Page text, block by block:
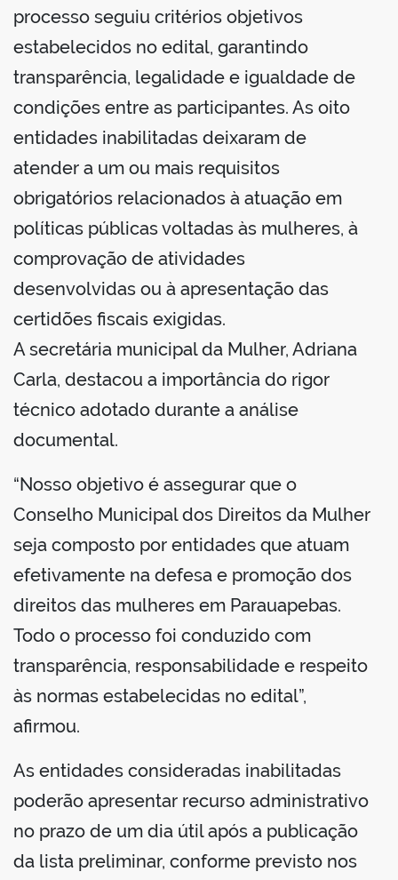
processo seguiu critérios objetivos
estabelecidos no edital, garantindo
transparência, legalidade e igualdade de
condições entre as participantes. As oito
entidades inabilitadas deixaram de
atender a um ou mais requisitos
obrigatórios relacionados à atuação em
políticas públicas voltadas às mulheres, à
comprovação de atividades
desenvolvidas ou à apresentação das
certidões fiscais exigidas.
A secretária municipal da Mulher, Adriana
Carla, destacou a importância do rigor
técnico adotado durante a análise
documental.
“Nosso objetivo é assegurar que o
Conselho Municipal dos Direitos da Mulher
seja composto por entidades que atuam
efetivamente na defesa e promoção dos
direitos das mulheres em Parauapebas.
Todo o processo foi conduzido com
transparência, responsabilidade e respeito
às normas estabelecidas no edital”,
afirmou.
As entidades consideradas inabilitadas
poderão apresentar recurso administrativo
no prazo de um dia útil após a publicação
da lista preliminar, conforme previsto nos